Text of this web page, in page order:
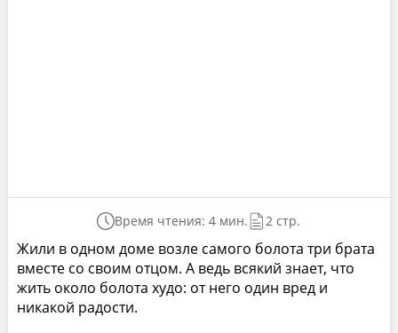
Время чтения: 4 мин. 2 стр.
Жили в одном доме возле самого болота три брата
вместе со своим отцом. А ведь всякий знает, что
жить около болота худо: от него один вред и
никакой радости.